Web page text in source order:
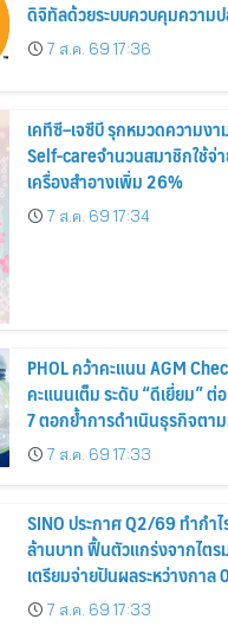
ดิจิทัลด้วยระบบควบคุมความ
7 ส.ค. 69 17:36
เคทีซี–เจซีบี รุกหมวดความงา
Self-careจำนวนสมาชิกใช้จ่
เครื่องสำอางเพิ่ม 26%
7 ส.ค. 69 17:34
PHOL คว้าคะแนน AGM
คะแนนเต็ม ระดับ “ดีเยี่ยม” ต่
7 ตอกย้ำการดำเนินธุรกิจตา
รมาภิบาล โปร่งใส สร้างความ
หุ้น
7 ส.ค. 69 17:33
SINO ประกาศ Q2/69 ทำกำ
ล้านบาท ฟื้นตัวแกร่งจากไต
เตรียมจ่ายปันผลระหว่างกาล
บาทต่อหุ้น ครึ่งปีหลังมุ่งเติบโต
7 ส.ค. 69 17:33